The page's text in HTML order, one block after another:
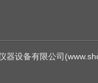
器设备有限公司